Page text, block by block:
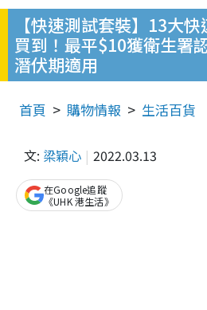
【快速測試套裝】13大
買到！最平$10獲衛生署
潛伏期適用
首頁 購物情報 生活百貨
文: 梁穎心 2022.03.13
在Google追蹤
《UHK 港生活》